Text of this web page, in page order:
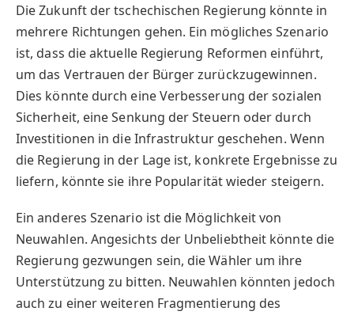
Die Zukunft der tschechischen Regierung könnte in
mehrere Richtungen gehen. Ein mögliches Szenario
ist, dass die aktuelle Regierung Reformen einführt,
um das Vertrauen der Bürger zurückzugewinnen.
Dies könnte durch eine Verbesserung der sozialen
Sicherheit, eine Senkung der Steuern oder durch
Investitionen in die Infrastruktur geschehen. Wenn
die Regierung in der Lage ist, konkrete Ergebnisse zu
liefern, könnte sie ihre Popularität wieder steigern.
Ein anderes Szenario ist die Möglichkeit von
Neuwahlen. Angesichts der Unbeliebtheit könnte die
Regierung gezwungen sein, die Wähler um ihre
Unterstützung zu bitten. Neuwahlen könnten jedoch
auch zu einer weiteren Fragmentierung des